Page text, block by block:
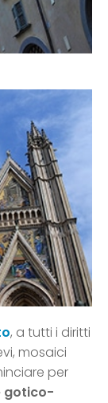
, a tutti i diritti
mosaici
per
gotico-